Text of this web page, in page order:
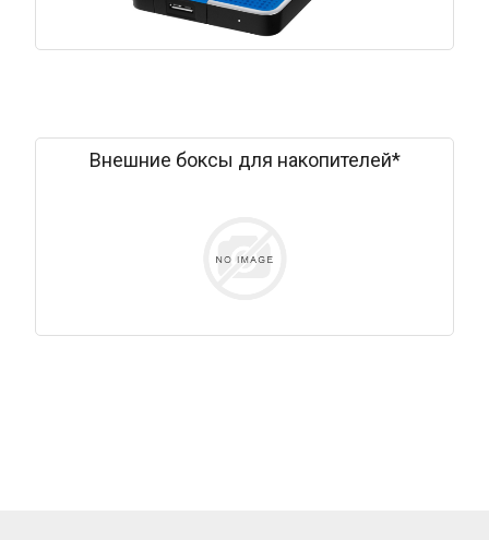
Внешние боксы для накопителей*